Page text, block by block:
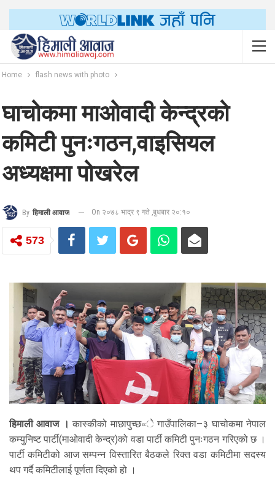
Home flash news with photo
घाचोकमा माओवादी केन्द्रको
कमिटी पुनःगठन,वाइसियल
अध्यक्षमा पोखरेल
By हिमाली आवाज On २०७८ भाद्र ९ गते ,बुधबार २०:१०
573
हिमाली आवाज । कास्कीको माछापुच्छ«े गाउँपालिका–३ घाचोकमा नेपाल
कम्युनिष्ट पार्टी(माओवादी केन्द्र)को वडा पार्टी कमिटी पुनःगठन गरिएको छ ।
पार्टी कमिटीको आज सम्पन्न विस्तारित बैठकले रिक्त वडा कमिटीमा सदस्य
थप गर्दै कमिटीलाई पूर्णता दिएको हो ।